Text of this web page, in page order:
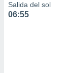
Salida del sol
06:55